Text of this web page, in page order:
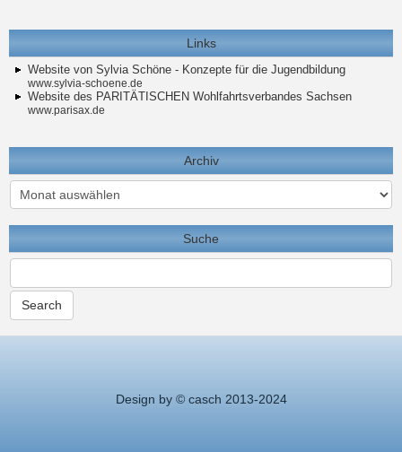
Links
Website von Sylvia Schöne - Konzepte für die Jugendbildung
www.sylvia-schoene.de
Website des PARITÄTISCHEN Wohlfahrtsverbandes Sachsen
www.parisax.de
Archiv
Archiv
Suche
Design by © casch 2013-2024